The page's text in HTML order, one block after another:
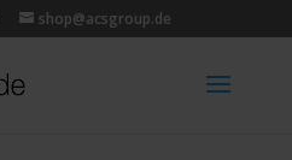
shop@acsgroup.de